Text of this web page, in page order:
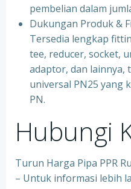
pembelian dalam
⁠Dukungan Produk &
Tersedia lengkap
tee, reducer, socket,
adaptor, dan lainnya,
universal PN25 yang
PN.
Hubungi
Turun Harga Pipa PPR
– Untuk informasi lebih